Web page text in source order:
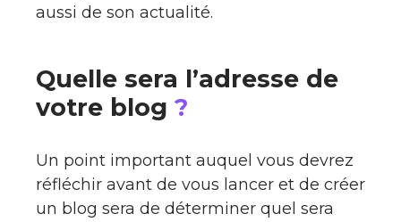
aussi de son actualité.
Quelle sera l’adresse de
votre blog ?
Un point important auquel vous devrez
réfléchir avant de vous lancer et de créer
un blog sera de déterminer quel sera